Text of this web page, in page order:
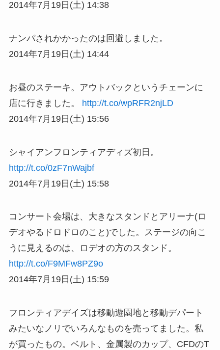
2014年7月19日(土) 14:38
ナンパされかかったのは回避しました。
2014年7月19日(土) 14:44
お昼のステーキ。アウトバックというチェーンに
店に行きました。 http://t.co/wpRFR2njLD
2014年7月19日(土) 15:56
シャイアンフロンティアディズ初日。
http://t.co/0zF7nWajbf
2014年7月19日(土) 15:58
コンサート会場は、大きなスタンドとアリーナ(ロ
デオやるドロドロのこと)でした。ステージの向こ
うに見えるのは、ロデオの方のスタンド。
http://t.co/F9MFw8PZ9o
2014年7月19日(土) 15:59
フロンティアデイズは移動遊園地と移動デパート
みたいなノリでいろんなものを売ってました。私
が買ったもの。ベルト、金属製のカップ、CFDのT